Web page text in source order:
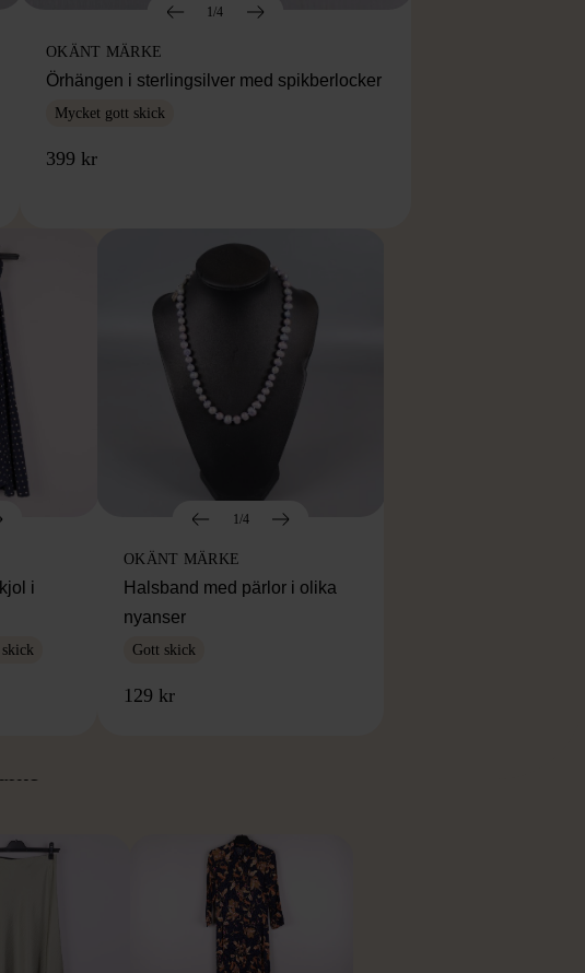
1/4
OKÄNT MÄRKE
Örhängen i sterlingsilver med spikberlocker
Mycket gott skick
399 kr
i
1/4
OKÄNT MÄRKE
Halsband med pärlor i olika
nyanser
Gott skick
129 kr